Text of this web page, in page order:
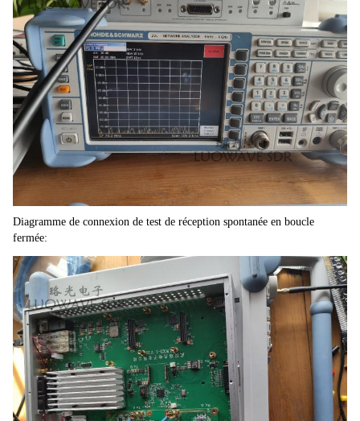
Diagramme de connexion de test de réception spontanée en boucle
fermée: